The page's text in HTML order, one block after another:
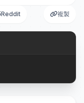
Reddit 複製